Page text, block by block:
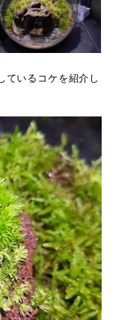
ているコケを紹介し